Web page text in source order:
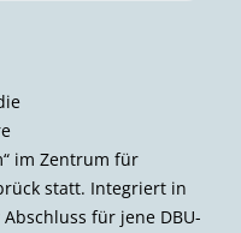
im Zentrum für
statt. Integriert in
für jene DBU-